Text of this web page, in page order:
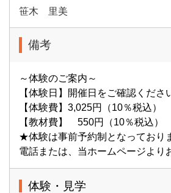
笹木 里美
備考
～体験のご案内～
【体験日】開催日をご確認くださ
【体験費】3,025円（10％税込）
【教材費】 550円（10％税込）
★体験は事前予約制となっており
電話または、当ホームページより
体験・見学